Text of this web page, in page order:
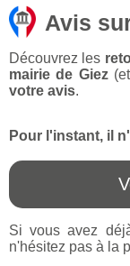
Avis
Découvrez les
mairie de Giez(et
votre avis.
Pour l'instant, il
Si vous avez
n'hésitez pas à la